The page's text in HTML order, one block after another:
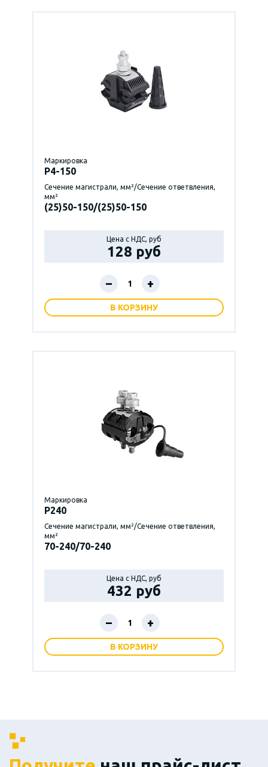
Маркировка
P4-150
Сечение магистрали, мм²/Сечение ответвления,
мм²
(25)50-150/(25)50-150
Цена с НДС, руб
128 руб
– +
В КОРЗИНУ
Маркировка
P240
Сечение магистрали, мм²/Сечение ответвления,
мм²
70-240/70-240
Цена с НДС, руб
432 руб
– +
В КОРЗИНУ